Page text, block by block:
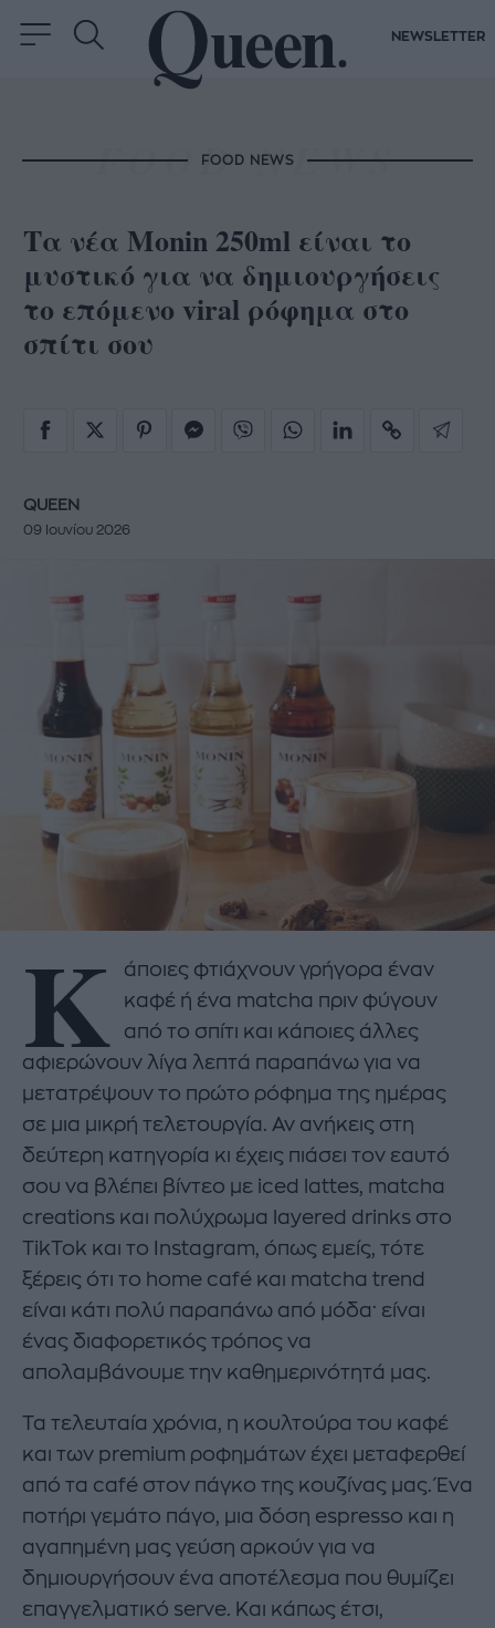
NEWSLETTER
FOOD NEWS
Τα νέα Monin 250ml είναι το
μυστικό για να δημιουργήσεις
το επόμενο viral ρόφημα στο
σπίτι σου
QUEEN
09 Ιουνίου 2026
Κ
άποιες φτιάχνουν γρήγορα έναν
καφέ ή ένα matcha πριν φύγουν
από το σπίτι και κάποιες άλλες
αφιερώνουν λίγα λεπτά παραπάνω για να
μετατρέψουν το πρώτο ρόφημα της ημέρας
σε μια μικρή τελετουργία. Αν ανήκεις στη
δεύτερη κατηγορία κι έχεις πιάσει τον εαυτό
σου να βλέπει βίντεο με iced lattes, matcha
creations και πολύχρωμα layered drinks στο
TikTok και το Instagram, όπως εμείς, τότε
ξέρεις ότι το home café και matcha trend
είναι κάτι πολύ παραπάνω από μόδα· είναι
ένας διαφορετικός τρόπος να
απολαμβάνουμε την καθημερινότητά μας.
Τα τελευταία χρόνια, η κουλτούρα του καφέ
και των premium ροφημάτων έχει μεταφερθεί
από τα café στον πάγκο της κουζίνας μας. Ένα
ποτήρι γεμάτο πάγο, μια δόση espresso και η
αγαπημένη μας γεύση αρκούν για να
δημιουργήσουν ένα αποτέλεσμα που θυμίζει
επαγγελματικό serve. Και κάπως έτσι,